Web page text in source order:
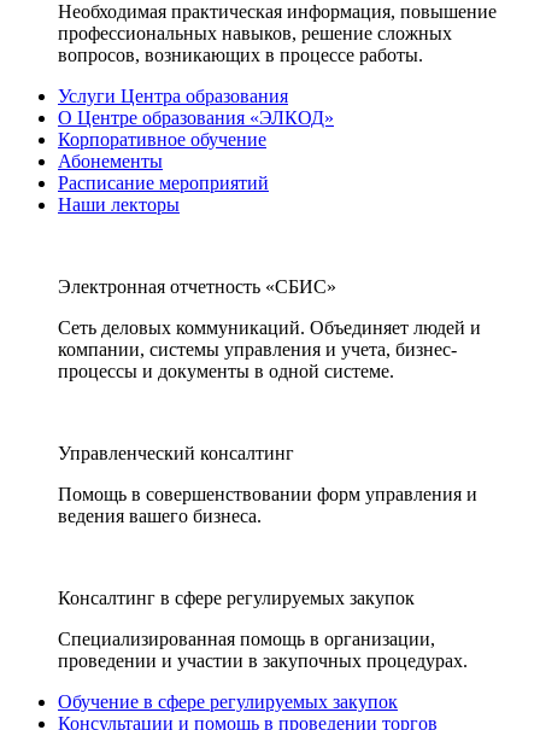
Необходимая практическая информация, повышение
профессиональных навыков, решение сложных
вопросов, возникающих в процессе работы.
Услуги Центра образования
О Центре образования «ЭЛКОД»
Корпоративное обучение
Абонементы
Расписание мероприятий
Наши лекторы
Электронная отчетность «СБИС»
Сеть деловых коммуникаций. Объединяет людей и
компании, системы управления и учета, бизнес-
процессы и документы в одной системе.
Управленческий консалтинг
Помощь в совершенствовании форм управления и
ведения вашего бизнеса.
Консалтинг в сфере регулируемых закупок
Специализированная помощь в организации,
проведении и участии в закупочных процедурах.
Обучение в сфере регулируемых закупок
Консультации и помощь в проведении торгов